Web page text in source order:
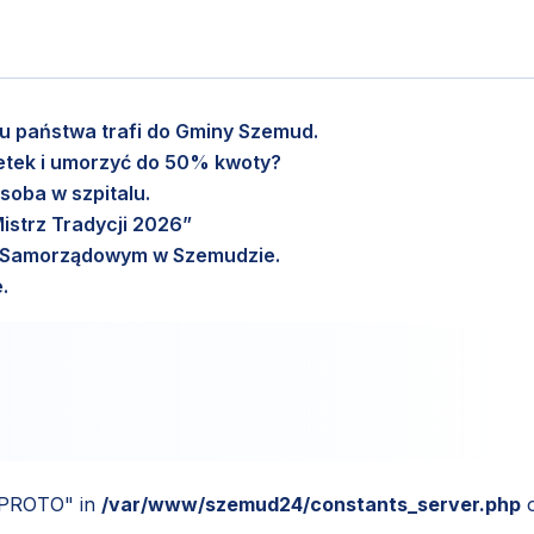
państwa trafi do Gminy Szemud.
i umorzyć do 50% kwoty?
w szpitalu.
Tradycji 2026”
w Szemudzie.
in /var/www/szemud24/constants_server.php